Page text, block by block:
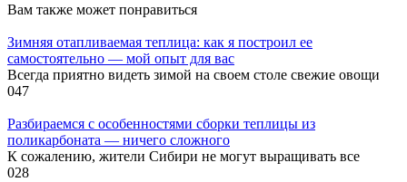
Вам также может понравиться
Зимняя отапливаемая теплица: как я построил ее
самостоятельно — мой опыт для вас
Всегда приятно видеть зимой на своем столе свежие овощи
047
Разбираемся с особенностями сборки теплицы из
поликарбоната — ничего сложного
К сожалению, жители Сибири не могут выращивать все
028